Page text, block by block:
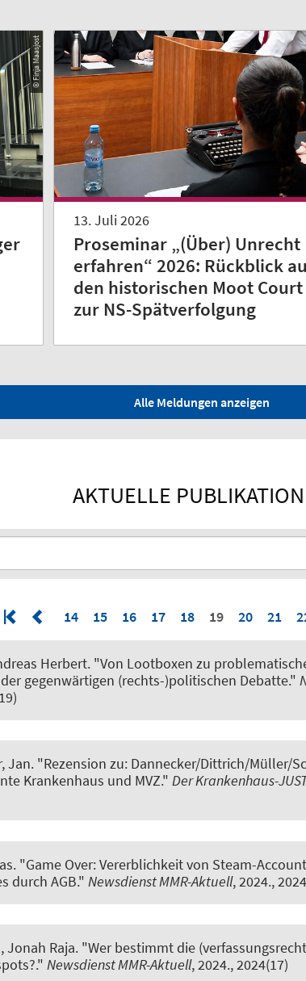
© Finja Maasjost
13. Juli 2026
Proseminar „(Über) Unrecht
erfahren“ 2026: Rückblick
den historischen Moot Court
zur NS-Spätverfolgung
Alle Meldungen anzeigen
AKTUELLE
14 15 16 17 18 19 20 21
Herbert. "Von Lootboxen zu
gegenwärtigen (rechts-)politischen Debatte."
Jan. "Rezension zu: Dannecker/Dittrich/Müller/
Krankenhaus und MVZ." Der Krankenhaus-
"Game Over: Vererblichkeit von Steam-
durch AGB." Newsdienst MMR-Aktuell, 2024.,
Jonah Raja. "Wer bestimmt die
Newsdienst MMR-Aktuell, 2024., 2024(17)